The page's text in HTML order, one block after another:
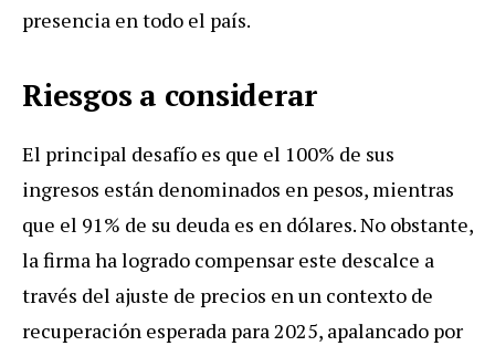
presencia en todo el país.
Riesgos a considerar
El principal desafío es que el 100% de sus
ingresos están denominados en pesos, mientras
que el 91% de su deuda es en dólares. No obstante,
la firma ha logrado compensar este descalce a
través del ajuste de precios en un contexto de
recuperación esperada para 2025, apalancado por